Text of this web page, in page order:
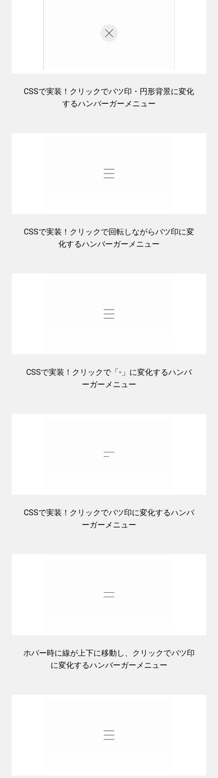
CSSで実装！クリックでバツ印・円形背景に変化
するハンバーガーメニュー
CSSで実装！クリックで回転しながらバツ印に変
化するハンバーガーメニュー
CSSで実装！クリックで「-」に変化するハンバ
ーガーメニュー
CSSで実装！クリックでバツ印に変化するハンバ
ーガーメニュー
ホバー時に線が上下に移動し、クリックでバツ印
に変化するハンバーガーメニュー